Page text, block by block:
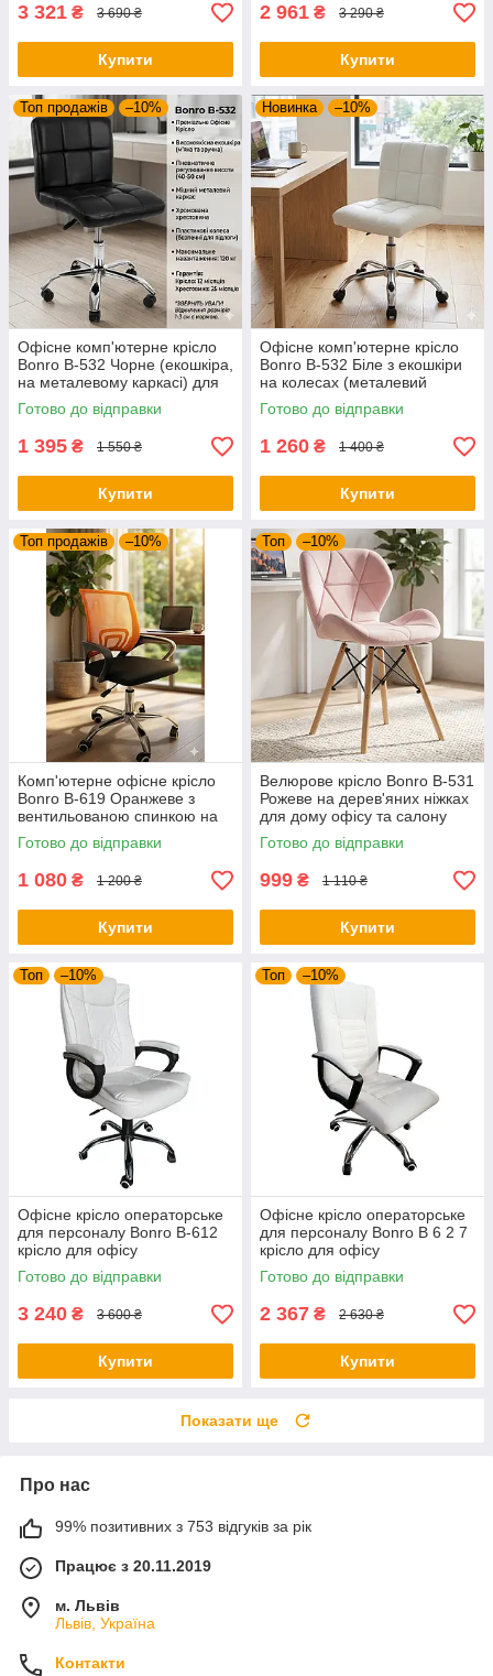
3 321 ₴ 3 690 ₴
Купити
2 961 ₴ 3 290 ₴
Купити
Топ продажів –10%
Офісне комп'ютерне крісло
Bonro B-532 Чорне (екошкіра,
на металевому каркасі) для
роботи та дому
Готово до відправки
1 395 ₴ 1 550 ₴
Купити
Новинка –10%
Офісне комп'ютерне крісло
Bonro B-532 Біле з екошкіри
на колесах (металевий
каркас, до 120 кг)
Готово до відправки
1 260 ₴ 1 400 ₴
Купити
Топ продажів –10%
Комп'ютерне офісне крісло
Bonro В-619 Оранжеве з
вентильованою спинкою на
гумових колесах (для
школярів та дорослих)
Готово до відправки
1 080 ₴ 1 200 ₴
Купити
Топ –10%
Велюрове крісло Bonro B-531
Рожеве на дерев'яних ніжках
для дому офісу та салону
краси
Готово до відправки
999 ₴ 1 110 ₴
Купити
Топ –10%
Офісне крісло операторське
для персоналу Bonro B-612
крісло для офісу
комп'ютерне біле крісла
офісні
Готово до відправки
3 240 ₴ 3 600 ₴
Купити
Топ –10%
Офісне крісло операторське
для персоналу Bonro B 6 2 7
крісло для офісу
комп'ютерне біле крісла
офісні
Готово до відправки
2 367 ₴ 2 630 ₴
Купити
Показати ще
Про нас
99% позитивних з 753 відгуків за рік
Працює з 20.11.2019
м. Львів
Львів, Україна
Контакти